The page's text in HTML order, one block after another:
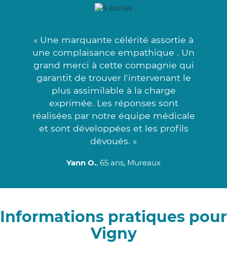
« Une marquante célérité assortie à
une complaisance empathique . Un
grand merci à cette compagnie qui
garantit de trouver l'intervenant le
plus assimilable à la charge
exprimée. Les réponses sont
réalisées par notre équipe médicale
et sont développées et les profils
dévoués. »
Yann O., 65 ans, Mureaux
Informations pratiques pour
Vigny